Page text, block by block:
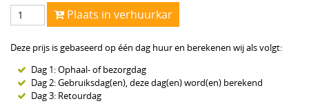
Plaats in verhuurkar
Deze prijs is gebaseerd op één dag huur en berekenen wij als volgt:
Dag 1: Ophaal- of bezorgdag
Dag 2: Gebruiksdag(en), deze dag(en) word(en) berekend
Dag 3: Retourdag